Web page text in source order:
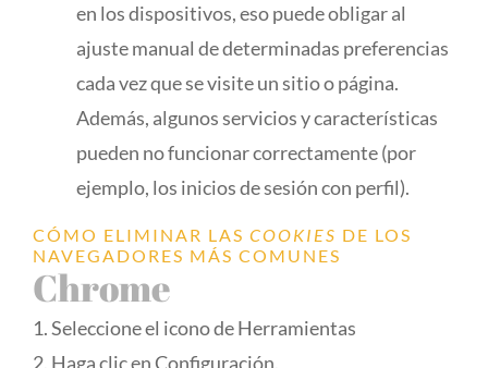
en los dispositivos, eso puede obligar al
ajuste manual de determinadas preferencias
cada vez que se visite un sitio o página.
Además, algunos servicios y características
pueden no funcionar correctamente (por
ejemplo, los inicios de sesión con perfil).
CÓMO ELIMINAR LAS COOKIES DE LOS
NAVEGADORES MÁS COMUNES
Chrome
1. Seleccione el icono de Herramientas
2. Haga clic en Configuración.